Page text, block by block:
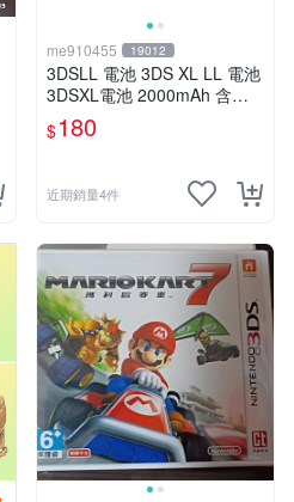
me910455 19012
3DSLL 電池 3DS XL LL 電池
3DSXL電池 2000mAh 含螺
$180
近期銷量4件